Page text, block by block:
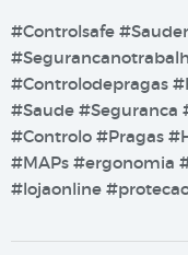
#Controlsafe
#Controlodepragas
#Saude
#Controlo #Pragas
#MAPs #ergonomia
#lojaonline